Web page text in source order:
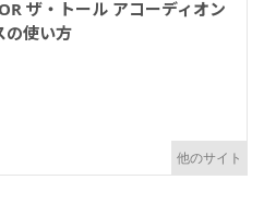
ザ・トール アコーディオン
の使い方